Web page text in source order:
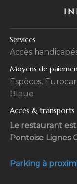
Services
Accès
Moyens de
Espèces,
Bleue
Accès & transports
Le restaurant
Pontoise Lignes
Parking à